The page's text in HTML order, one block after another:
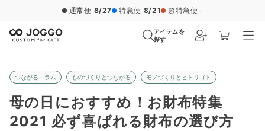
通常便 8/27 特急便 8/21 超特急便 −
アイテムを
探す
つながるコラム ものづくりとつながる モノづくりとヒトリゴト
母の日におすすめ！お財布特集
2021 必ず喜ばれる財布の選び方